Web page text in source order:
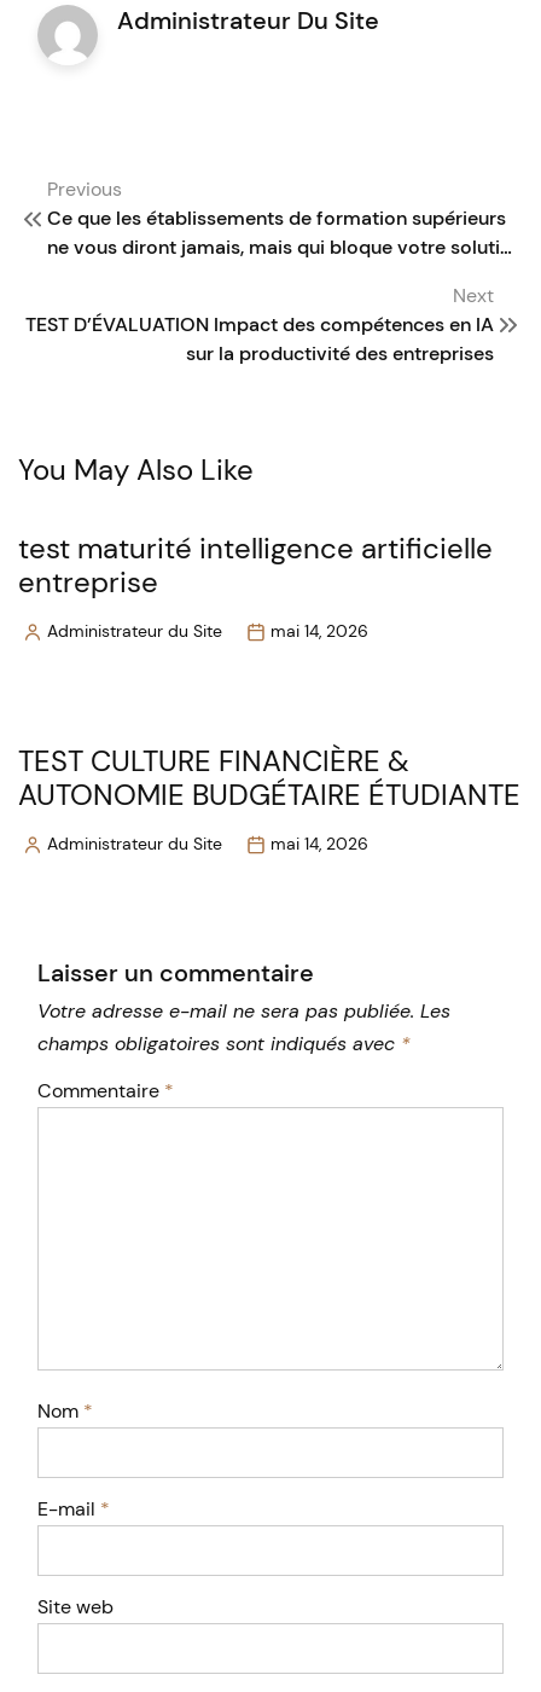
Administrateur Du Site
Post
navigation
Ce que les établissements de formation supérieurs
ne vous diront jamais, mais qui bloque votre solution
Previous
TEST D’ÉVALUATION Impact des compétences en IA
sur la productivité des entreprises
Next
You May Also Like
test maturité intelligence artificielle
entreprise
PostedAdministrateur du Site mai 14, 2026
TEST CULTURE FINANCIÈRE &
AUTONOMIE BUDGÉTAIRE ÉTUDIANTE
PostedAdministrateur du Site mai 14, 2026
Laisser un commentaire
Votre adresse e-mail ne sera pas publiée. Les
champs obligatoires sont indiqués avec *
Commentaire *
Nom *
E-mail *
Site web